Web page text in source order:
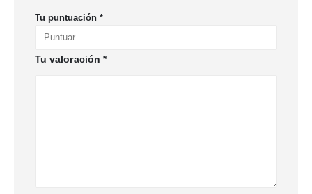
Tu puntuación *
Tu valoración *